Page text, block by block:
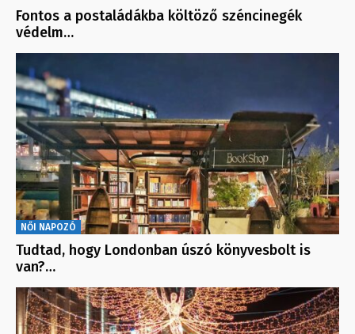
Fontos a postaládákba költöző széncinegék
védelm…
NŐI NAPOZÓ
Tudtad, hogy Londonban úszó könyvesbolt is
van?…